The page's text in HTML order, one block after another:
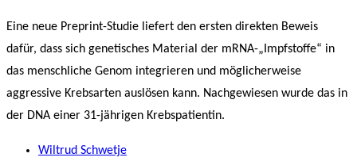
Eine neue Preprint-Studie liefert den ersten direkten Beweis
dafür, dass sich genetisches Material der mRNA-„Impfstoffe“ in
das menschliche Genom integrieren und möglicherweise
aggressive Krebsarten auslösen kann. Nachgewiesen wurde das in
der DNA einer 31-jährigen Krebspatientin.
Wiltrud Schwetje